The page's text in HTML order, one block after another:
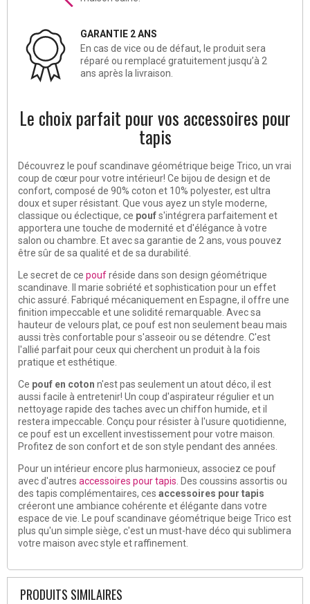
GARANTIE 2 ANS
En cas de vice ou de défaut, le produit sera
réparé ou remplacé gratuitement jusqu’à 2
ans après la livraison.
Le choix parfait pour vos accessoires pour
tapis
Découvrez le pouf scandinave géométrique beige Trico, un vrai
coup de cœur pour votre intérieur! Ce bijou de design et de
confort, composé de 90% coton et 10% polyester, est ultra
doux et super résistant. Que vous ayez un style moderne,
classique ou éclectique, ce poufs'intégrera parfaitement et
apportera une touche de modernité et d'élégance à votre
salon ou chambre. Et avec sa garantie de 2 ans, vous pouvez
être sûr de sa qualité et de sa durabilité.
Le secret de ce poufréside dans son design géométrique
scandinave. Il marie sobriété et sophistication pour un effet
chic assuré. Fabriqué mécaniquement en Espagne, il offre une
finition impeccable et une solidité remarquable. Avec sa
hauteur de velours plat, ce pouf est non seulement beau mais
aussi très confortable pour s'asseoir ou se détendre. C'est
l'allié parfait pour ceux qui cherchent un produit à la fois
pratique et esthétique.
Ce pouf en coton n'est pas seulement un atout déco, il est
aussi facile à entretenir! Un coup d'aspirateur régulier et un
nettoyage rapide des taches avec un chiffon humide, et il
restera impeccable. Conçu pour résister à l'usure quotidienne,
ce pouf est un excellent investissement pour votre maison.
Profitez de son confort et de son style pendant des années.
Pour un intérieur encore plus harmonieux, associez ce pouf
avec d'autres accessoires pour tapis . Des coussins assortis ou
des tapis complémentaires, ces accessoires pour tapis
créeront une ambiance cohérente et élégante dans votre
espace de vie. Le pouf scandinave géométrique beige Trico est
plus qu'un simple siège, c'est un must-have déco qui sublimera
votre maison avec style et raffinement.
PRODUITS SIMILAIRES